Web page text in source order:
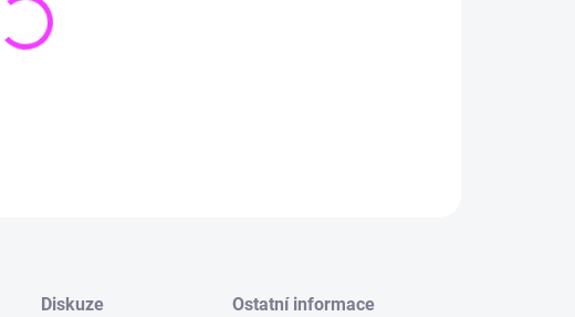
Diskuze Ostatní informace